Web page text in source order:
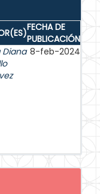
FECHA DE
PUBLICACIÓN
Diana 8-feb-2024